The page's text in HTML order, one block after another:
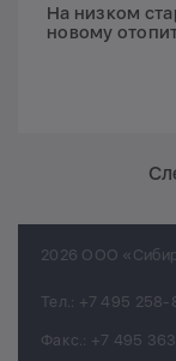
На низком
новому
2026 ООО
Тел.: +7 495
Факс.: +7 495